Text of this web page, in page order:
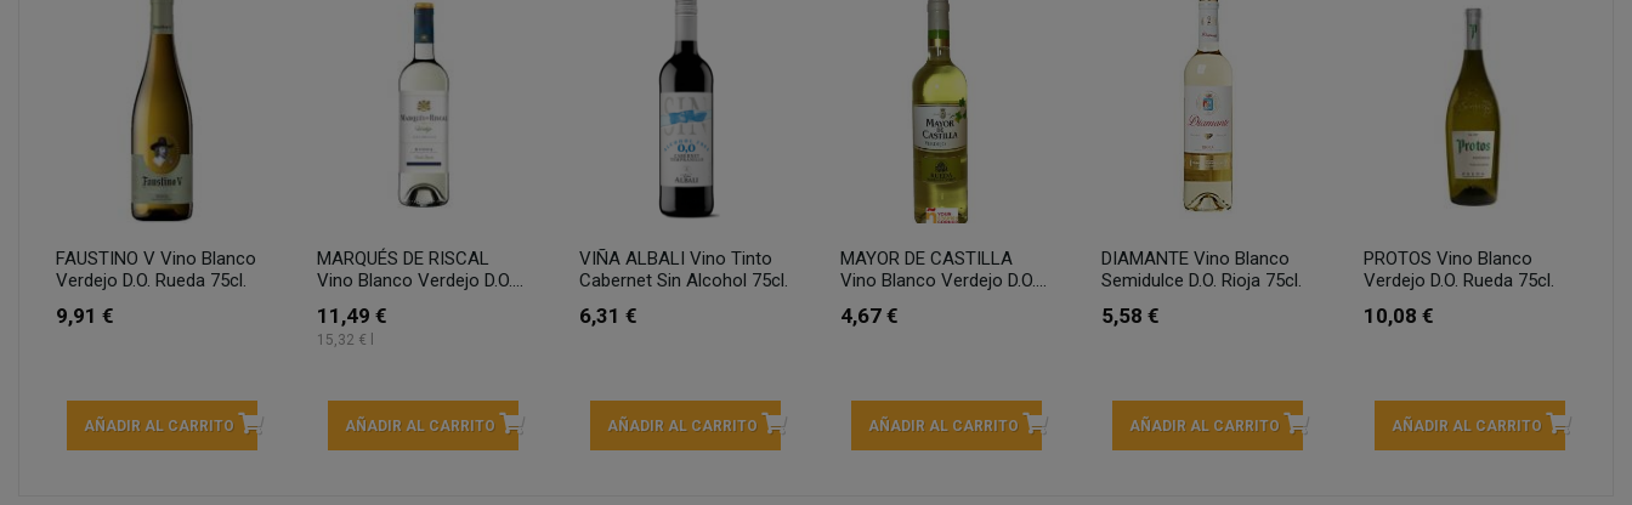
FAUSTINO V Vino Blanco
Verdejo D.O. Rueda 75cl.
9,91 €
AÑADIR AL CARRITO
MARQUÉS DE RISCAL
Vino Blanco Verdejo D.O....
11,49 €
15,32 € l
AÑADIR AL CARRITO
VIÑA ALBALI Vino Tinto
Cabernet Sin Alcohol 75cl.
6,31 €
AÑADIR AL CARRITO
MAYOR DE CASTILLA
Vino Blanco Verdejo D.O....
4,67 €
AÑADIR AL CARRITO
DIAMANTE Vino Blanco
Semidulce D.O. Rioja 75cl.
5,58 €
AÑADIR AL CARRITO
PROTOS Vino Blanco
Verdejo D.O. Rueda 75cl.
10,08 €
AÑADIR AL CARRITO